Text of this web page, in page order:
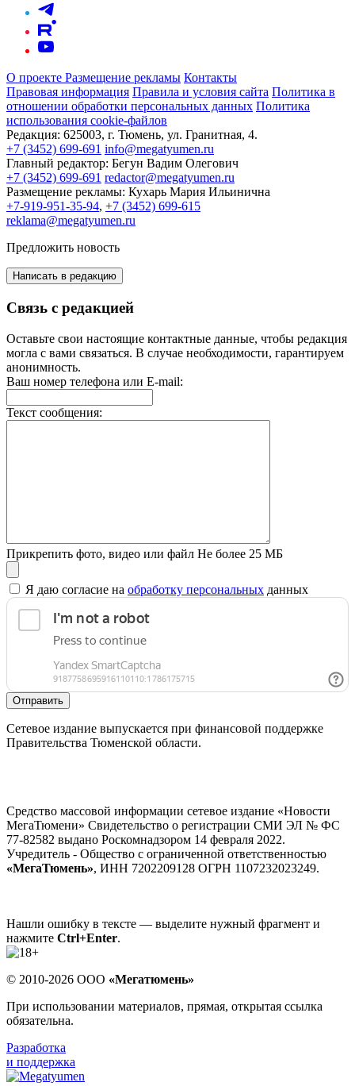
О проекте Размещение рекламы Контакты
Правовая информация Правила и условия сайта Политика в
отношении обработки персональных данных Политика
использования cookie-файлов
Редакция: 625003, г. Тюмень, ул. Гранитная, 4.
+7 (3452) 699-691 info@megatyumen.ru
Главный редактор: Бегун Вадим Олегович
+7 (3452) 699-691 redactor@megatyumen.ru
Размещение рекламы: Кухарь Мария Ильинична
+7-919-951-35-94, +7 (3452) 699-615
reklama@megatyumen.ru
Предложить новость
Написать в редакцию
Связь с редакцией
Оставьте свои настоящие контактные данные, чтобы редакция
могла с вами связаться. В случае необходимости, гарантируем
анонимность.
Ваш номер телефона или E-mail:
Текст сообщения:
Прикрепить фото, видео или файл Не более 25 МБ
Я даю согласие на обработку персональных данных
Отправить
Сетевое издание выпускается при финансовой поддержке
Правительства Тюменской области.
Средство массовой информации сетевое издание «Новости
МегаТюмени» Свидетельство о регистрации СМИ ЭЛ № ФС
77-82582 выдано Роскомнадзором 14 февраля 2022.
Учредитель - Общество с ограниченной ответственностью
«МегаТюмень», ИНН 7202209128 ОГРН 1107232023249.
Нашли ошибку в тексте — выделите нужный фрагмент и
нажмите Ctrl+Enter.
© 2010-2026 ООО «Мегатюмень»
При использовании материалов, прямая, открытая ссылка
обязательна.
Разработка
и поддержка